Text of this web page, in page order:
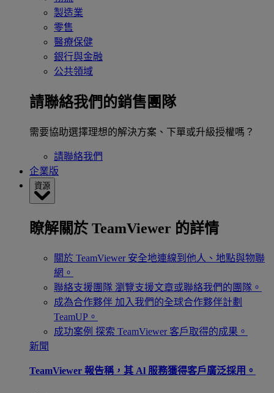
製造業
零售
醫療保健
銀行與金融
公共領域
請聯絡我們的銷售團隊
需要協助選擇理想的解決方案、下單或升級授權嗎？
請聯絡我們
企業版
資源
瞭解關於 TeamViewer 的詳情
關於 TeamViewer 安全地連線到他人、地點與物聯
網。
聯絡支援團隊 瀏覽支援文章或聯絡我們的團隊。
成為合作夥伴 加入我們的全球合作夥伴計劃
TeamUP。
成功案例 探索 TeamViewer 客戶取得的成果。
新聞
TeamViewer 報告稱，其 Al 服務獲得客戶廣泛採用。